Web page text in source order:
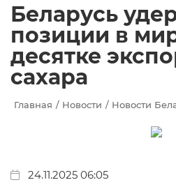
Беларусь
позиции в
десятке
сахара
Главная Новости Новости
24.11.2025 06:05